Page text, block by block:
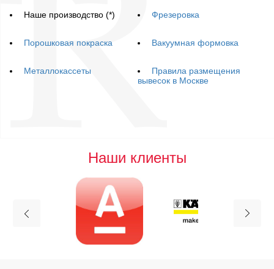
Наше производство (*) Фрезеровка
Порошковая покраска Вакуумная формовка
Металлокассеты
Правила размещения
вывесок в Москве
Наши клиенты